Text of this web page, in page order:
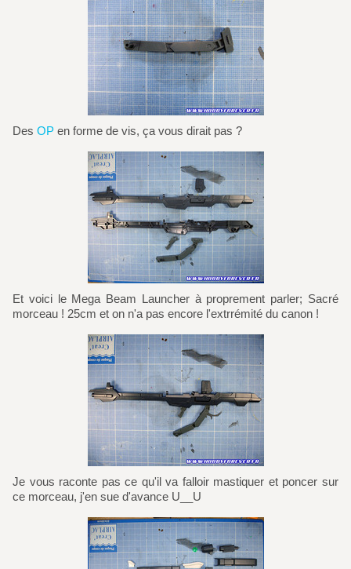
Des OP en forme de vis, ça vous dirait pas ?
Et voici le Mega Beam Launcher à proprement parler; Sacré
morceau ! 25cm et on n'a pas encore l'extrrémité du canon !
Je vous raconte pas ce qu'il va falloir mastiquer et poncer sur
ce morceau, j'en sue d'avance U__U